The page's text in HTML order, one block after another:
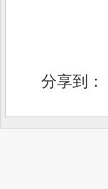
分享到：